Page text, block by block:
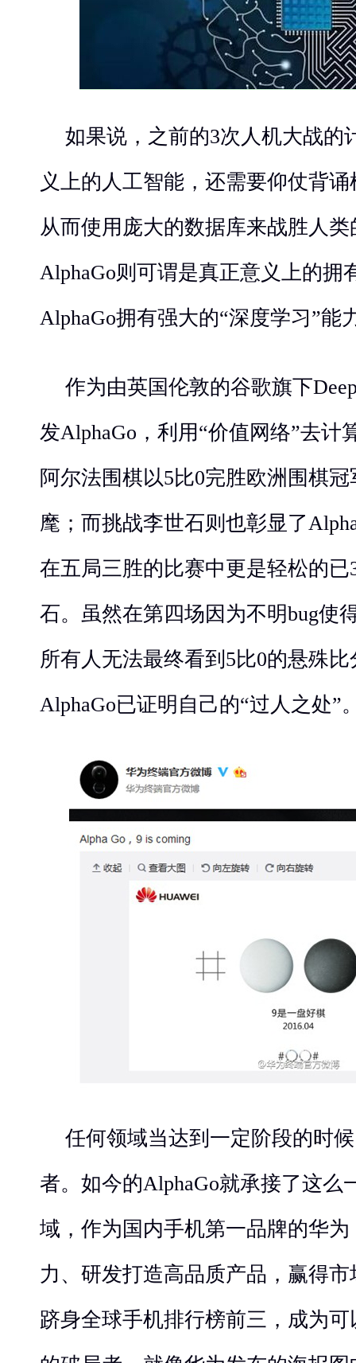
如果说，之前的3次人机大战的
义上的人工智能，还需要仰仗背
从而使用庞大的数据库来战胜人
AlphaGo则可谓是真正意义上的拥
AlphaGo拥有强大的“深度学习”能
作为由英国伦敦的谷歌旗下
发AlphaGo，利用“价值网络”去计
阿尔法围棋以5比0完胜欧洲围棋
麾；而挑战李世石则也彰显了
在五局三胜的比赛中更是轻松的
石。虽然在第四场因为不明bug使
所有人无法最终看到5比0的悬殊
AlphaGo已证明自己的“过人之处”
任何领域当达到一定阶段的时
者。如今的AlphaGo就承接了这么
域，作为国内手机第一品牌的华
力、研发打造高品质产品，赢得
跻身全球手机排行榜前三，成为